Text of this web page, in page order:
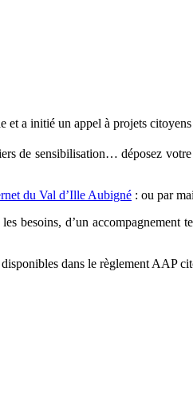
et a initié un appel à projets
de sensibilisation… déposez
du Val d’Ille Aubigné : ou par
besoins, d’un accompagnement
dans le règlement AAP